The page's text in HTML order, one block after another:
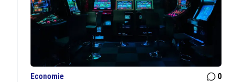
Economie
0